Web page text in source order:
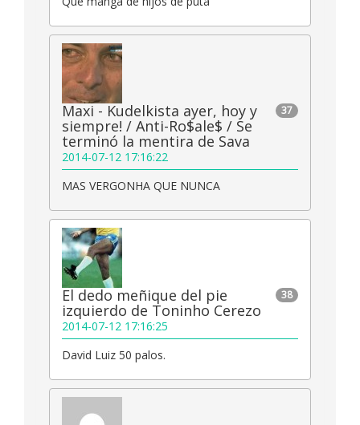
37
Maxi - Kudelkista ayer, hoy y
siempre! / Anti-Ro$ale$ / Se
terminó la mentira de Sava
2014-07-12 17:16:22
MAS VERGONHA QUE NUNCA
38
El dedo meñique del pie
izquierdo de Toninho Cerezo
2014-07-12 17:16:25
David Luiz 50 palos.